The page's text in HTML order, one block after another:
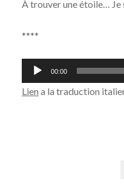
À trouver une étoile… Je
****
Lecteur
audio
00:00
Lien a la traduction